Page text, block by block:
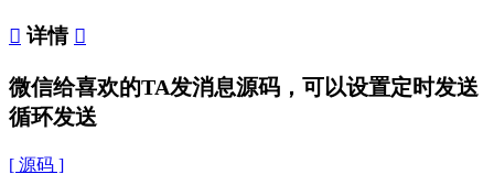
 详情 
微信给喜欢的TA发消息源码，可以设置定时发送
循环发送
[ 源码 ]